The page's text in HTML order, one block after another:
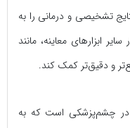
تشخیصی و درمانی را به
ابزارهای معاینه، مانند
و دقیق‌تر کمک کند.
در چشم‌پزشکی است که به